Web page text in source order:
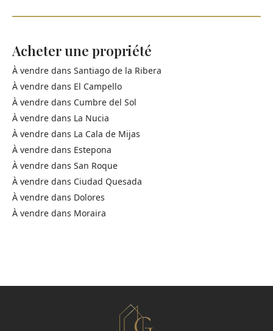
Acheter une propriété
À vendre dans Santiago de la Ribera
À vendre dans El Campello
À vendre dans Cumbre del Sol
À vendre dans La Nucia
À vendre dans La Cala de Mijas
À vendre dans Estepona
À vendre dans San Roque
À vendre dans Ciudad Quesada
À vendre dans Dolores
À vendre dans Moraira